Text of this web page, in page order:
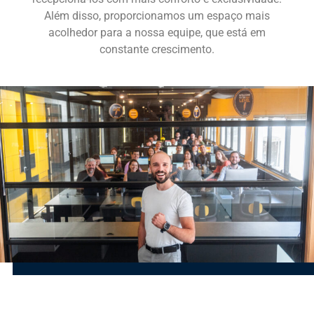
Além disso, proporcionamos um espaço mais
acolhedor para a nossa equipe, que está em
constante crescimento.